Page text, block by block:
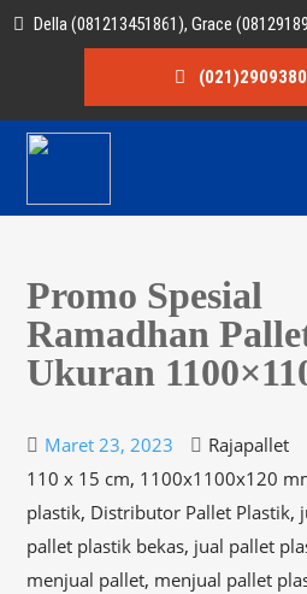
Della (081213451861), Grace
Promo Spesial
Ramadhan
Ukuran
Maret 23, 2023 Rajapallet
110 x 15 cm, 1100x1100x120
plastik, Distributor Pallet Plastik,
pallet plastik bekas, jual pallet
menjual pallet, menjual pallet